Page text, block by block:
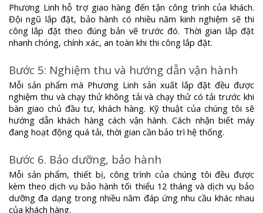
Phương Linh hỗ trợ giao hàng đến tận công trình của khách.
Đội ngũ lắp đặt, bảo hành có nhiều năm kinh nghiệm sẽ thi
công lắp đặt theo đúng bản vẽ trước đó. Thời gian lắp đặt
nhanh chóng, chính xác, an toàn khi thi công lắp đặt.
Bước 5: Nghiệm thu và hướng dẫn vận hành
Mỗi sản phẩm mà Phương Linh sản xuất lắp đặt đều được
nghiệm thu và chạy thử không tải và chạy thử có tải trước khi
bàn giao chủ đầu tư, khách hàng. Kỹ thuật của chúng tôi sẽ
hướng dẫn khách hàng cách vận hành. Cách nhận biết máy
đang hoạt động quá tải, thời gian cần bảo trì hệ thống.
Bước 6. Bảo dưỡng, bảo hành
Mỗi sản phẩm, thiết bị, công trình của chúng tôi đều được
kèm theo dịch vụ bảo hành tối thiểu 12 tháng và dịch vụ bảo
dưỡng đa dạng trong nhiều năm đáp ứng nhu cầu khác nhau
của khách hàng.